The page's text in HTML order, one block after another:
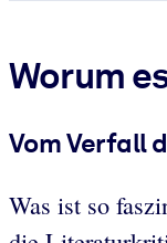
Worum
Vom Verfall
Was ist so